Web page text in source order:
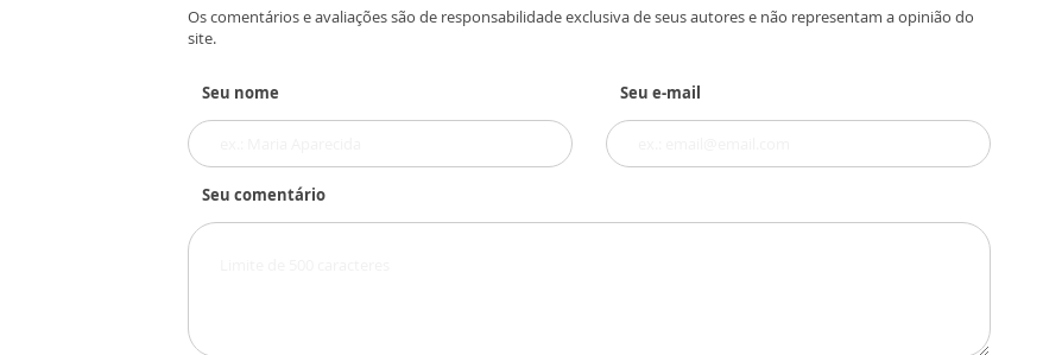
Os comentários e avaliações são de responsabilidade exclusiva de seus autores e não representam a opinião do
site.
Seu nome Seu e-mail
Seu comentário